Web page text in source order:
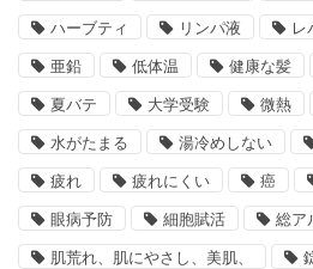
ハーブティ リンパ液 レ
亜鉛 低体温 健康な髪
夏バテ 大学受験 微熱
水がたまる 湯冷めしない
疲れ 疲れにくい 癌
眼病予防 細胞賦活 総ア
肌荒れ、肌にやさし、美肌、